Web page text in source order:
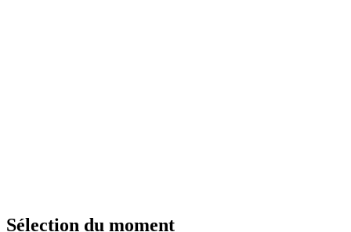
Sélection du moment